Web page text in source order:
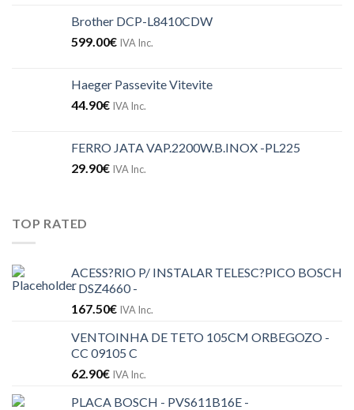
Brother DCP-L8410CDW
599.00€ IVA Inc.
Haeger Passevite Vitevite
44.90€ IVA Inc.
FERRO JATA VAP.2200W.B.INOX -PL225
29.90€ IVA Inc.
TOP RATED
ACESS?RIO P/ INSTALAR TELESC?PICO BOSCH
- DSZ4660 -
167.50€ IVA Inc.
VENTOINHA DE TETO 105CM ORBEGOZO -
CC 09105 C
62.90€ IVA Inc.
PLACA BOSCH - PVS611B16E -